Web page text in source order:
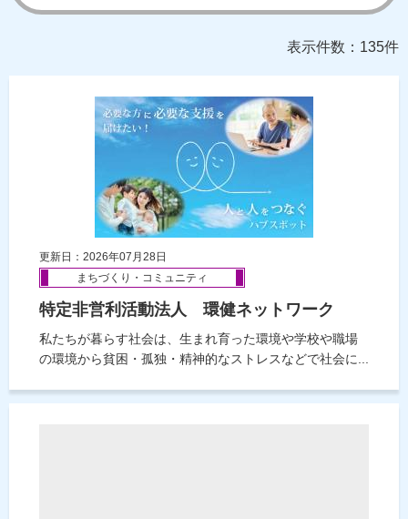
表示件数：135件
更新日：2026年07月28日
まちづくり・コミュニティ
特定非営利活動法人 環健ネットワーク
私たちが暮らす社会は、生まれ育った環境や学校や職場
の環境から貧困・孤独・精神的なストレスなどで社会に...